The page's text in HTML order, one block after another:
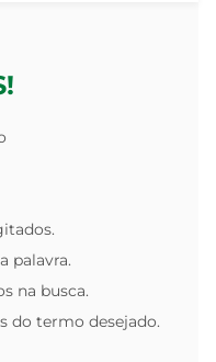
palavra.
na busca.
do termo desejado.